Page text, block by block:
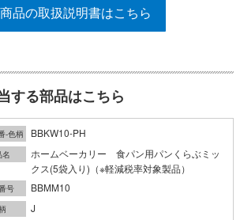
品の取扱説明書はこちら
する部品はこちら
-色柄 BBKW10-PH
名
ホームベーカリー 食パン用パンくらぶミッ
クス(5袋入り)（※軽減税率対象製品）
号 BBMM10
J